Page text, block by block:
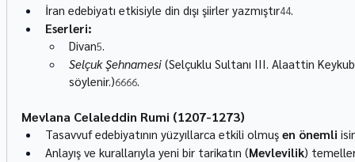
İran edebiyatı etkisiyle din dışı şiirler yazmıştır44.
Eserleri:
Divan5.
Selçuk Şehnamesi (Selçuklu Sultanı III. Alaattin
söylenir.)6666.
Mevlana Celaleddin Rumi (1207-1273)
Tasavvuf edebiyatının yüzyıllarca etkili olmuş en önemli
Anlayış ve kurallarıyla yeni bir tarikatın (Mevlevilik)